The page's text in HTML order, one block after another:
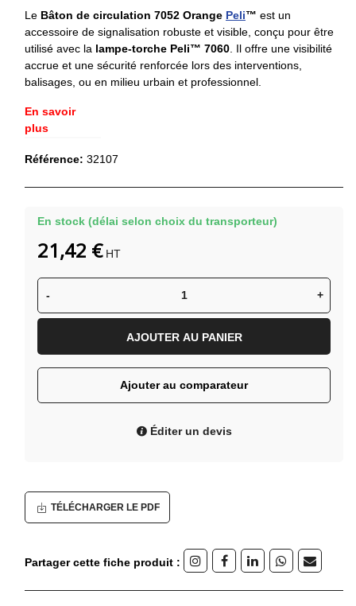
Le Bâton de circulation 7052 Orange Peli™ est un
accessoire de signalisation robuste et visible, conçu pour être
utilisé avec la lampe‑torche Peli™ 7060 . Il offre une visibilité
accrue et une sécurité renforcée lors des interventions,
balisages, ou en milieu urbain et professionnel.
En savoir
plus
Référence: 32107
En stock (délai selon choix du transporteur)
- +
AJOUTER AU PANIER
Ajouter au comparateur
Éditer un devis
21,42 € HT
TÉLÉCHARGER LE PDF
Partager cette fiche produit :